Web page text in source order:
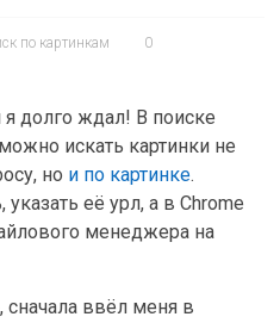
по картинкам
0
я долго ждал! В поиске
искать картинки не
но и по картинке.
её урл, а в Chrome
менеджера на
сначала ввёл меня в